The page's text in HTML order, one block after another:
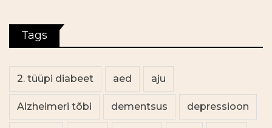
Tags
2. tüüpi diabeet aed aju
Alzheimeri tõbi dementsus depressioon